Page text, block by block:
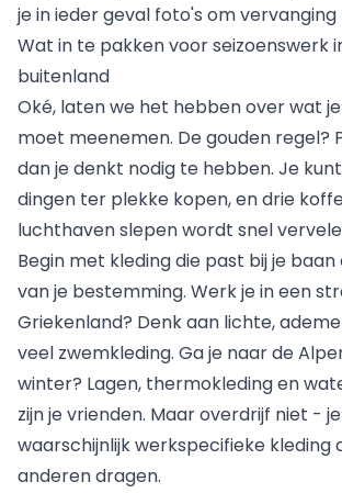
je in ieder geval foto's om
Wat in te pakken voor seizoenswerk
buitenland
Oké, laten we het hebben over wat
moet meenemen. De gouden regel?
dan je denkt nodig te hebben. Je
dingen ter plekke kopen, en drie
luchthaven slepen wordt snel
Begin met kleding die past bij je
van je bestemming. Werk je in een
Griekenland? Denk aan lichte,
veel zwemkleding. Ga je naar de
winter? Lagen, thermokleding en
zijn je vrienden. Maar overdrijf niet -
waarschijnlijk werkspecifieke kleding
anderen dragen.